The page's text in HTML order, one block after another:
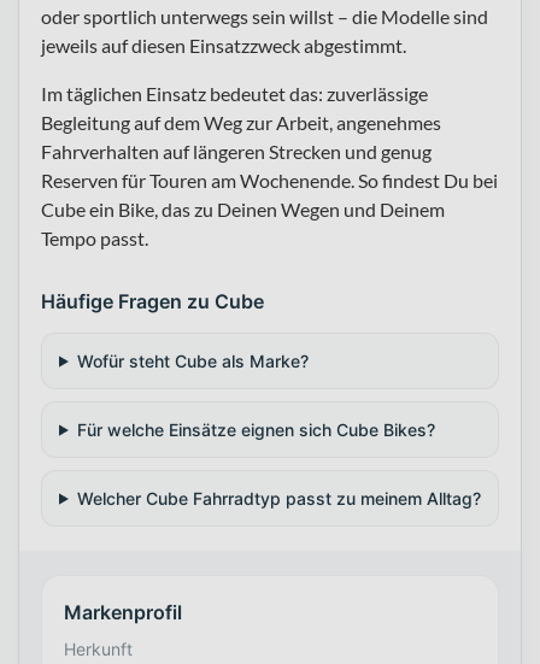
oder sportlich unterwegs sein willst – die Modelle sind
jeweils auf diesen Einsatzzweck abgestimmt.
Im täglichen Einsatz bedeutet das: zuverlässige
Begleitung auf dem Weg zur Arbeit, angenehmes
Fahrverhalten auf längeren Strecken und genug
Reserven für Touren am Wochenende. So findest Du bei
Cube ein Bike, das zu Deinen Wegen und Deinem
Tempo passt.
Häufige Fragen zu Cube
Wofür steht Cube als Marke?
Für welche Einsätze eignen sich Cube Bikes?
Welcher Cube Fahrradtyp passt zu meinem Alltag?
Markenprofil
Herkunft